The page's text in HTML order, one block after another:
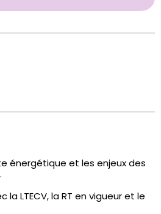
énergétique et les enjeux des
LTECV, la RT en vigueur et le